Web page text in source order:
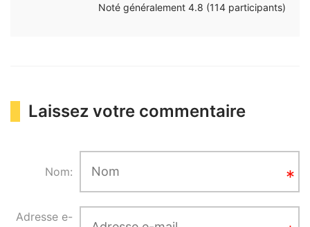
Noté généralement 4.8 (114 participants)
Laissez votre commentaire
Nom:
Adresse e-